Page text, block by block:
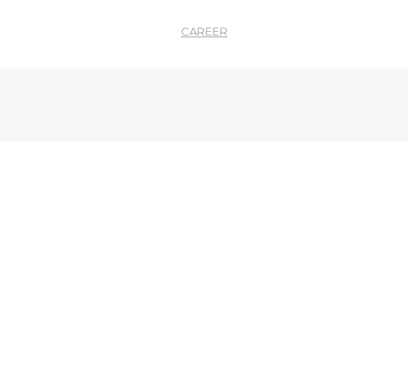
CAREER